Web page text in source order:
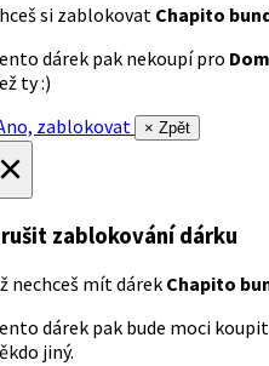
si zablokovat Chapito
dárek pak nekoupí pro
ty :)
zablokovat
× Zpět
zablokování dárku
nechceš mít dárek Chapito
dárek pak bude moci
jiný.